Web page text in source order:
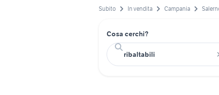
Subito In vendita Campania
Cosa cerchi?